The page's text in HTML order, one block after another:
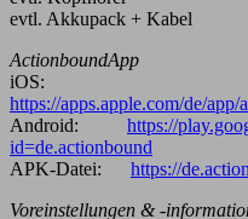
evtl. Akkupack + Kabel
ActionboundApp
iOS:
https://apps.apple.com/de/
Android: https://
id=de.actionbound
APK-Datei: https://
Voreinstellungen & -